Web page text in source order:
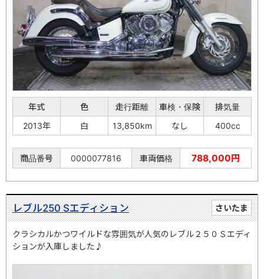
年式 色 走行距離 車検・保険
排気量
2013年
白 13,850km なし 400cc
商品番号 0000077816 車両価格 788,000円
さいたま
レブル250 Sエディション
クラシカルかつワイルドな雰囲気が人気のレブル２５０Ｓエディ
ションが入庫しました♪